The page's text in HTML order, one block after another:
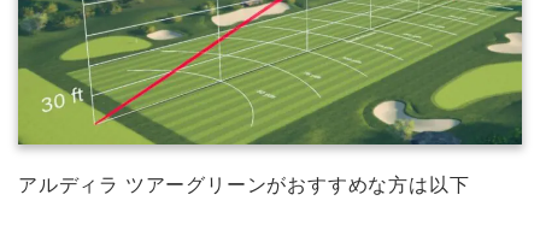
アルディラ ツアーグリーンがおすすめな方は以下
試打&評価
クラブ選び(ランキング)
新製品情報